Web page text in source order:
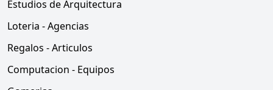
Estudios de Arquitectura
Loteria - Agencias
Regalos - Articulos
Computacion - Equipos